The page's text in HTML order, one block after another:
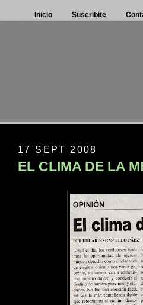
Inicio Suscribite
17 SEPT 2008
EL CLIMA DE LA